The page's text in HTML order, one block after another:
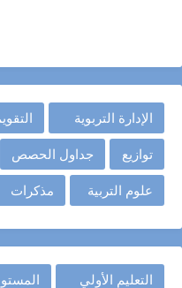
الإدارة التربوية
توازيع جداول الحصص
علوم التربية مذكرات
التعليم الأولي